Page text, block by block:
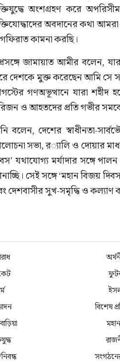
অংশগ্রহণ করে
অবদানের কথা আমরা
কামনা করছি।
জামায়াত আমীর বলেন,
দেশকে মুক্ত করেছেন আমি সে সব
গণঅভূত্থানে যারা শহীদ
ও আহতদের প্রতি গভীর
বলেন, দেশের স্বাধীনতা-
ও দোয়ার মাধ্যমে ১৪ ডিসেম্বর ‘শহীদ বুদ্ধিজীবী দিবস’ এবং ১৬ ডিসেম্বর ‘মহান বিজয়
যথাযোগ্য মর্যাদার সঙ্গে
সেই সঙ্গে ‘মহান বিজয়
দেশবাসীর সুখ-সমৃদ্ধি ও কল্যাণ
বিশেষ